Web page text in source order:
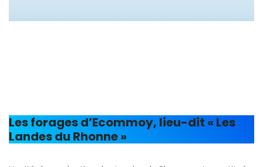
Les forages d’Ecommoy, lieu-dit « Les
Landes du Rhonne »